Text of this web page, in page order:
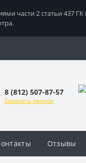
части 2 статьи 437 ГК
8 (812) 507-87-57
Заказать звонок
Отзывы